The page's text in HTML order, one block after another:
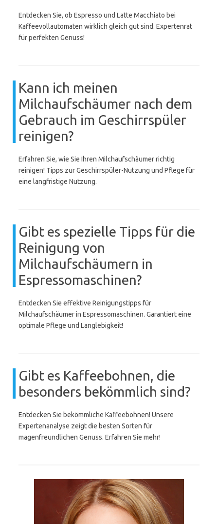
Entdecken Sie, ob Espresso und Latte Macchiato bei
Kaffeevollautomaten wirklich gleich gut sind. Expertenrat
für perfekten Genuss!
Kann ich meinen
Milchaufschäumer nach dem
Gebrauch im Geschirrspüler
reinigen?
Erfahren Sie, wie Sie Ihren Milchaufschäumer richtig
reinigen! Tipps zur Geschirrspüler-Nutzung und Pflege für
eine langfristige Nutzung.
Gibt es spezielle Tipps für die
Reinigung von
Milchaufschäumern in
Espressomaschinen?
Entdecken Sie effektive Reinigungstipps für
Milchaufschäumer in Espressomaschinen. Garantiert eine
optimale Pflege und Langlebigkeit!
Gibt es Kaffeebohnen, die
besonders bekömmlich sind?
Entdecken Sie bekömmliche Kaffeebohnen! Unsere
Expertenanalyse zeigt die besten Sorten für
magenfreundlichen Genuss. Erfahren Sie mehr!